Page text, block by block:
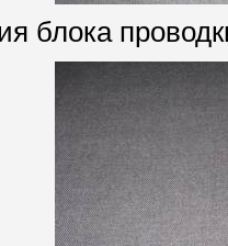
блока